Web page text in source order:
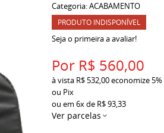
Categoria:ACABAMENTO
PRODUTO INDISPONÍVEL
Seja o primeira a avaliar!
Por R$ 560,00
à vista R$ 532,00economize 5%
ou Pix
ou em 6xde R$ 93,33
Ver parcelas